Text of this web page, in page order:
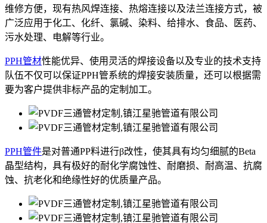
维修方便，现有热风焊连接、热熔连接以及法兰连接方式，被
广泛应用于化工、化纤、氯碱、染料、给排水、食品、医药、
污水处理、电解等行业。
PPH管材性能优异、使用灵活的焊接设备以及专业的技术支持
队伍不仅可以保证PPH管系统的焊接安装质量，还可以根据需
要为客户提供非标产品的定制加工。
PPH管件是对普通PP料进行β改性，使其具有均匀细腻的Beta
晶型结构，具有极好的耐化学腐蚀性、耐磨损、耐高温、抗腐
蚀、抗老化和绝缘性好的优质量产品。